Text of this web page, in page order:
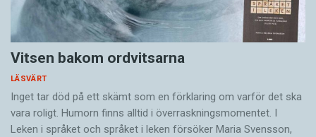
Vitsen bakom ordvitsarna
LÄSVÄRT
Inget tar död på ett skämt som en förklaring om varför det ska
vara roligt. Humorn finns alltid i överrask­ningsmomentet. I
Leken i språket och språket i leken för­söker Maria Svensson,